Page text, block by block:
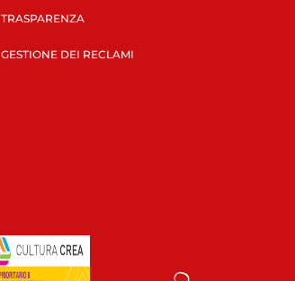
TRASPARENZA
GESTIONE DEI RECLAMI